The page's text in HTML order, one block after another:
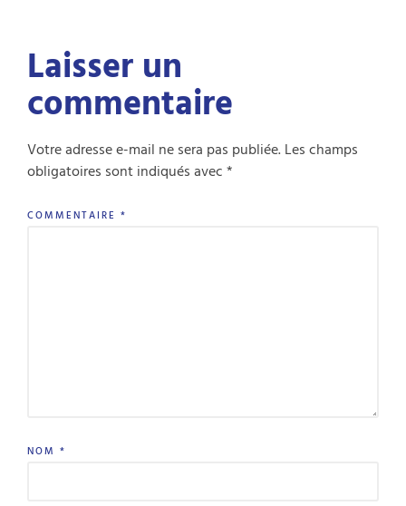
Laisser un
commentaire
Votre adresse e-mail ne sera pas publiée.Les champs
obligatoires sont indiqués avec*
COMMENTAIRE *
NOM *